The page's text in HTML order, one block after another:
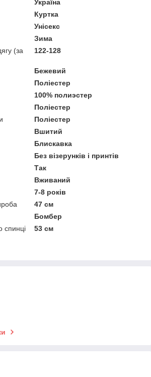
Україна
Куртка
Унісекс
Зима
(за
122-128
Бежевий
Поліестер
100% полиэстер
Поліестер
Поліестер
Вшитий
Блискавка
Без візерунків і принтів
Так
Вживаний
7-8 років
47 см
Бомбер
спинці
53 см